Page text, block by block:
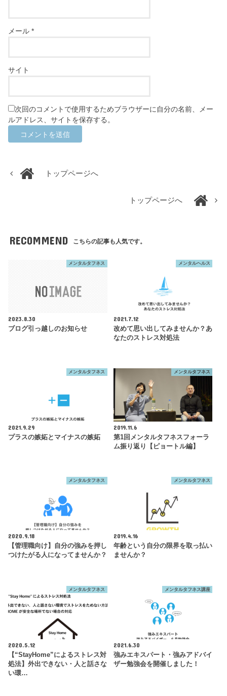
メール*
サイト
次回のコメントで使用するためブラウザーに自分の名前、メー
ルアドレス、サイトを保存する。
トップページへ
トップページへ
RECOMMEND こちらの記事も人気です。
メンタルタフネス
2023.8.30
ブログ引っ越しのお知らせ
メンタルヘルス
2021.7.12
改めて思い出してみませんか？あ
なたのストレス対処法
メンタルタフネス
2021.9.29
プラスの嫉妬とマイナスの嫉妬
メンタルタフネス
2019.11.6
第1回メンタルタフネスフォーラ
ム振り返り【ピョートル編】
メンタルタフネス
2020.9.18
【管理職向け】自分の強みを押し
つけたがる人になってませんか？
メンタルタフネス
2019.4.16
年齢という自分の限界を取っ払い
ませんか？
メンタルタフネス
2020.5.12
【“StayHome”によるストレス対
処法】外出できない・人と話さな
い環…
メンタルタフネス講座
2021.6.30
強みエキスパート・強みアドバイ
ザー勉強会を開催しました！